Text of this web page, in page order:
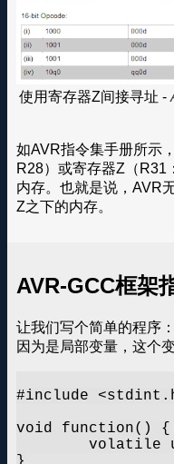
使用寄存器Z间接寻址 -
如AVR指令集手册所示
R28）或寄存器Z（R31
内存。也就是说，AVR
Z之下的内存。
AVR-GCC框架
让我们写个简单的程序
因为是局部变量，这个
#include
void function() {